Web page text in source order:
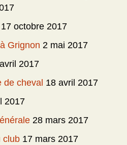
17 octobre 2017
Grignon 2 mai 2017
2017
de cheval 18 avril 2017
2017
28 mars 2017
club 17 mars 2017